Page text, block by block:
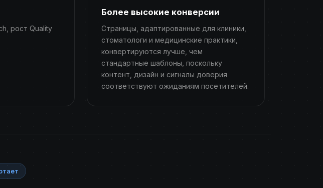
рост Quality
Более высокие конверсии
Страницы, адаптированные для клиники,
стоматологи и медицинские практики,
конвертируются лучше, чем
стандартные шаблоны, поскольку
контент, дизайн и сигналы доверия
соответствуют ожиданиям посетителей.